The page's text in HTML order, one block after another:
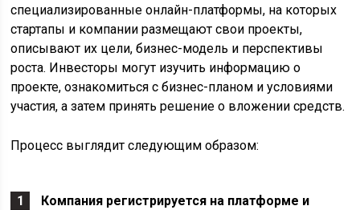
специализированные онлайн-платформы, на которых
стартапы и компании размещают свои проекты,
описывают их цели, бизнес-модель и перспективы
роста. Инвесторы могут изучить информацию о
проекте, ознакомиться с бизнес-планом и условиями
участия, а затем принять решение о вложении средств.
Процесс выглядит следующим образом:
Компания регистрируется на платформе и